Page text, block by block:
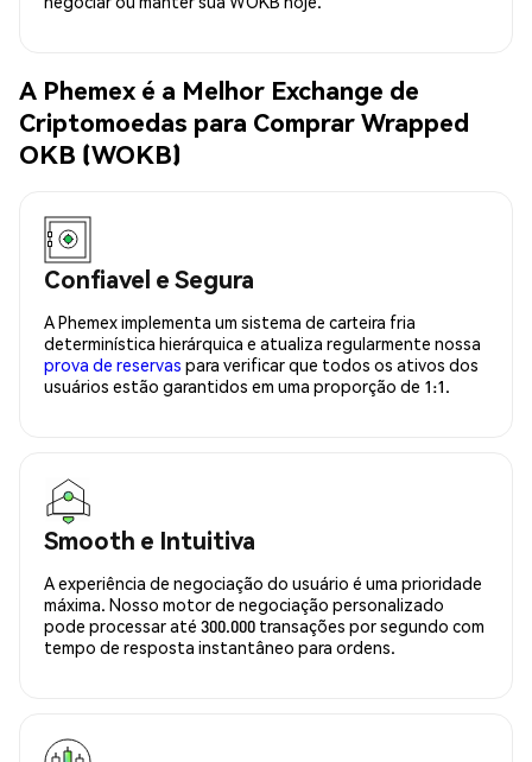
A Phemex é a Melhor Exchange de
Criptomoedas para Comprar Wrapped
OKB (WOKB)
Confiavel e Segura
A Phemex implementa um sistema de carteira fria
determinística hierárquica e atualiza regularmente nossa
prova de reservas para verificar que todos os ativos dos
usuários estão garantidos em uma proporção de 1:1.
Smooth e Intuitiva
A experiência de negociação do usuário é uma prioridade
máxima. Nosso motor de negociação personalizado
pode processar até 300.000 transações por segundo com
tempo de resposta instantâneo para ordens.